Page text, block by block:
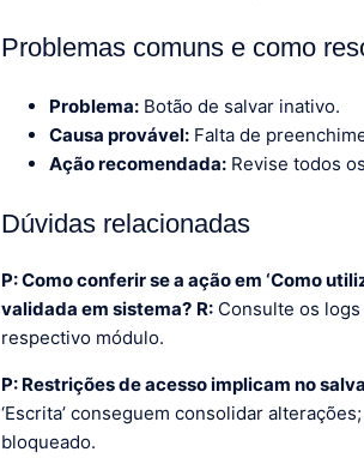
Problemas comuns e como
Problema: Botão de salvar inativo.
Causa provável: Falta de
Ação recomendada: Revise todos
Dúvidas relacionadas
P: Como conferir se a ação em ‘Como
validada em sistema? R: Consulte os
respectivo módulo.
P: Restrições de acesso implicam no
‘Escrita’ conseguem consolidar
bloqueado.